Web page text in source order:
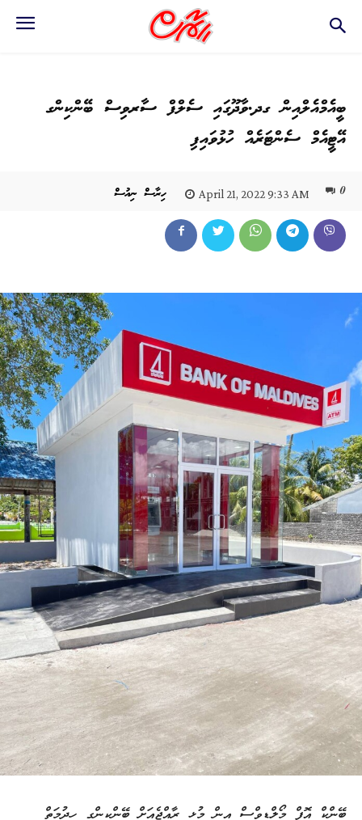
ބީއެމްއެލްއިން ގދ.ވާދޫގައި ސެލްފް ސާރވިސް ބޭންކިންގ
އޭޓީއެމް ސެންޓަރެއް ހުޅުވައިފި
ހިރާސް ނިއުސް April 21, 2022 9:33 AM 0
ބޭންކް އޮފް މޯލްޑިވްސް އިން މުޅި ރާއްޖެއަށް ބޭންކިންގ ހިދުމަތް